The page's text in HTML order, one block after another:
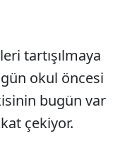
tartışılmaya
okul öncesi
bugün var
çekiyor.